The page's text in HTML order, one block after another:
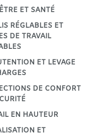
ET SANTÉ
RÉGLABLES ET
DE TRAVAIL
ET LEVAGE
DE CONFORT
EN HAUTEUR
ET